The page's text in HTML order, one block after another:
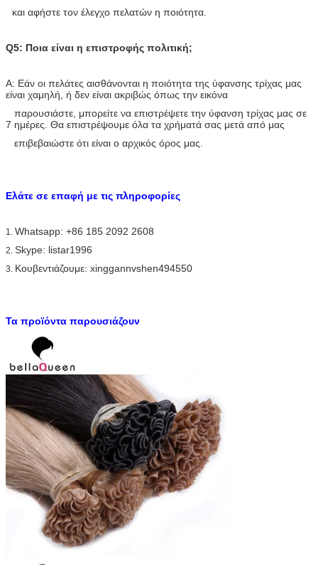
και αφήστε τον έλεγχο πελατών η ποιότητα.
Q5: Ποια είναι η επιστροφής πολιτική;
Α: Εάν οι πελάτες αισθάνονται η ποιότητα της ύφανσης τρίχας μας
είναι χαμηλή, ή δεν είναι ακριβώς όπως την εικόνα
παρουσιάστε, μπορείτε να επιστρέψετε την ύφανση τρίχας μας σε
7 ημέρες. Θα επιστρέψουμε όλα τα χρήματά σας μετά από μας
επιβεβαιώστε ότι είναι ο αρχικός όρος μας.
Ελάτε σε επαφή με τις πληροφορίες
1. Whatsapp: +86 185 2092 2608
2. Skype: listar1996
3. Κουβεντιάζουμε: xinggannvshen494550
Τα προϊόντα παρουσιάζουν